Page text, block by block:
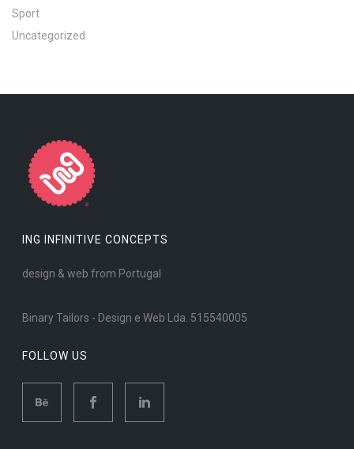
Sport
Uncategorized
ING INFINITIVE CONCEPTS
design & web from Portugal
Binary Tailors - Design e Web Lda. 515540005
FOLLOW US